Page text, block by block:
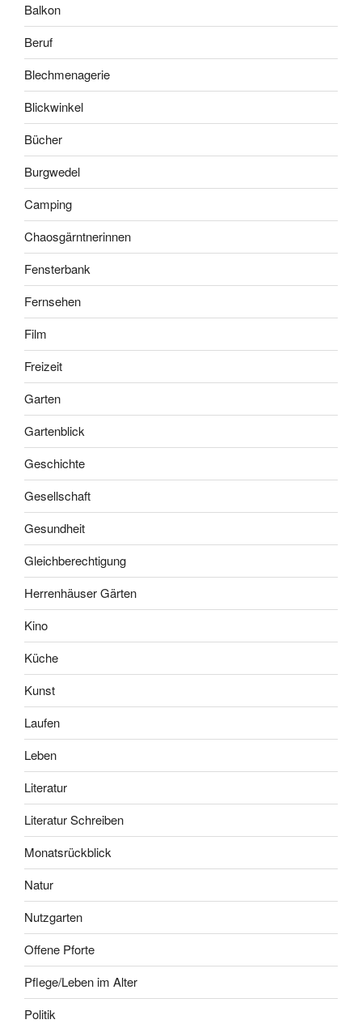
Balkon
Beruf
Blechmenagerie
Blickwinkel
Bücher
Burgwedel
Camping
Chaosgärntnerinnen
Fensterbank
Fernsehen
Film
Freizeit
Garten
Gartenblick
Geschichte
Gesellschaft
Gesundheit
Gleichberechtigung
Herrenhäuser Gärten
Kino
Küche
Kunst
Laufen
Leben
Literatur
Literatur Schreiben
Monatsrückblick
Natur
Nutzgarten
Offene Pforte
Pflege/Leben im Alter
Politik